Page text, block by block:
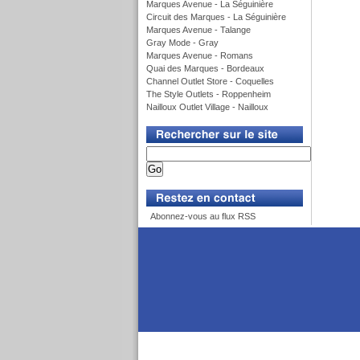
Marques Avenue - La Séguinière
Circuit des Marques - La Séguinière
Marques Avenue - Talange
Gray Mode - Gray
Marques Avenue - Romans
Quai des Marques - Bordeaux
Channel Outlet Store - Coquelles
The Style Outlets - Roppenheim
Nailloux Outlet Village - Nailloux
Abonnez-vous au flux RSS